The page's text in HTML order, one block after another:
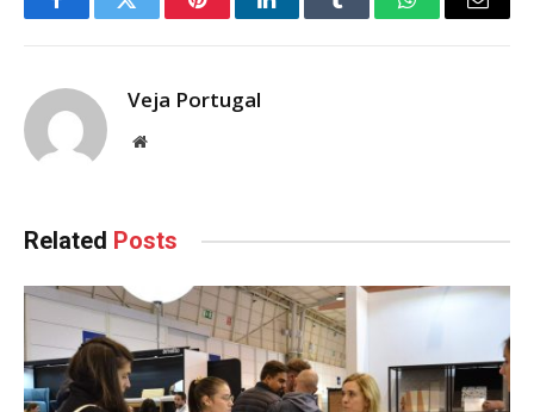
FacebookTwitter PinterestLinkedInTumblr WhatsAppEmail
Veja Portugal
Website
Related Posts